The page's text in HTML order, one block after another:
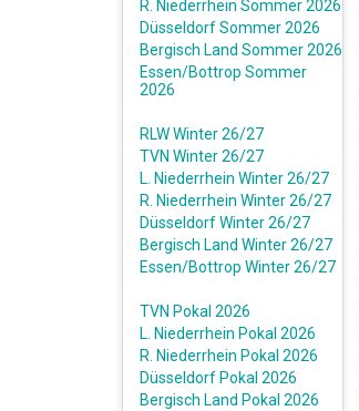
R. Niederrhein Sommer 2026
Düsseldorf Sommer 2026
Bergisch Land Sommer 2026
Essen/Bottrop Sommer
2026
RLW Winter 26/27
TVN Winter 26/27
L. Niederrhein Winter 26/27
R. Niederrhein Winter 26/27
Düsseldorf Winter 26/27
Bergisch Land Winter 26/27
Essen/Bottrop Winter 26/27
TVN Pokal 2026
L. Niederrhein Pokal 2026
R. Niederrhein Pokal 2026
Düsseldorf Pokal 2026
Bergisch Land Pokal 2026